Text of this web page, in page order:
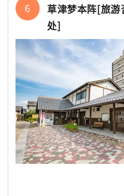
6
草津梦本阵[旅
处]